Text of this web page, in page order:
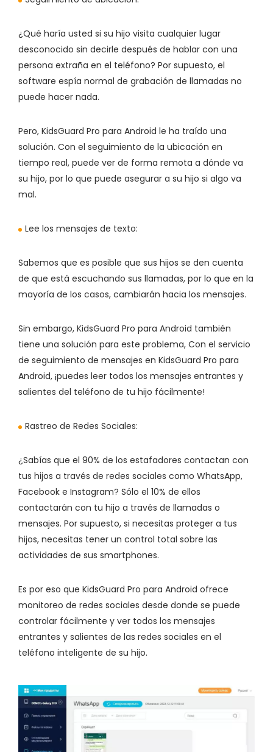
¿Qué haría usted si su hijo visita cualquier lugar
desconocido sin decirle después de hablar con una
persona extraña en el teléfono? Por supuesto, el
software espía normal de grabación de llamadas no
puede hacer nada.
Pero, KidsGuard Pro para Android le ha traído una
solución. Con el seguimiento de la ubicación en
tiempo real, puede ver de forma remota a dónde va
su hijo, por lo que puede asegurar a su hijo si algo va
mal.
Lee los mensajes de texto:
Sabemos que es posible que sus hijos se den cuenta
de que está escuchando sus llamadas, por lo que en la
mayoría de los casos, cambiarán hacia los mensajes.
Sin embargo, KidsGuard Pro para Android también
tiene una solución para este problema, Con el servicio
de seguimiento de mensajes en KidsGuard Pro para
Android, ¡puedes leer todos los mensajes entrantes y
salientes del teléfono de tu hijo fácilmente!
Rastreo de Redes Sociales:
¿Sabías que el 90% de los estafadores contactan con
tus hijos a través de redes sociales como WhatsApp,
Facebook e Instagram? Sólo el 10% de ellos
contactarán con tu hijo a través de llamadas o
mensajes. Por supuesto, si necesitas proteger a tus
hijos, necesitas tener un control total sobre las
actividades de sus smartphones.
Es por eso que KidsGuard Pro para Android ofrece
monitoreo de redes sociales desde donde se puede
controlar fácilmente y ver todos los mensajes
entrantes y salientes de las redes sociales en el
teléfono inteligente de su hijo.